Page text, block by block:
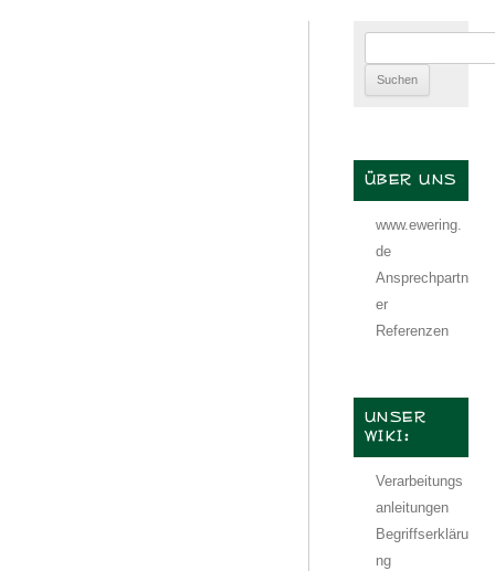
nach:
ÜBER UNS
www.ewering.
de
Ansprechpartn
er
Referenzen
UNSER
WIKI:
Verarbeitungs
anleitungen
Begriffserkläru
ng